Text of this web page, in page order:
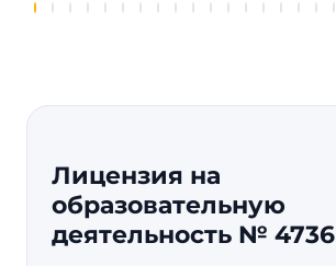
Лицензия на
образовательную
деятельность № 4736